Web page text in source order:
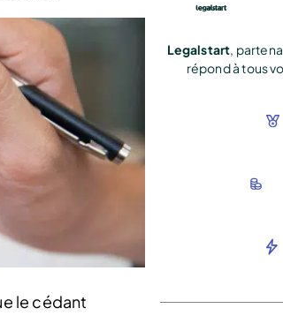
le cédant
Legalstart,
répond à tous